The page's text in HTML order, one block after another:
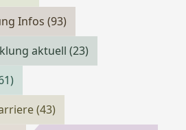
Infos(93)
aktuell(23)
(43)